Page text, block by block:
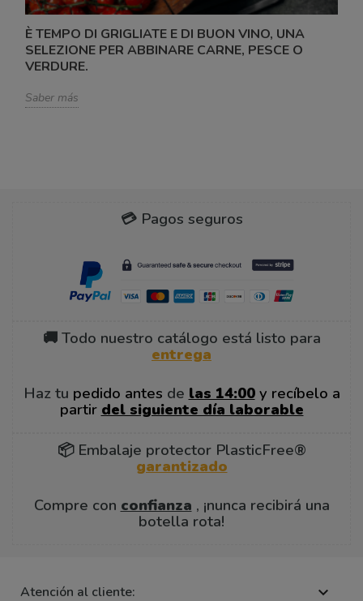
È TEMPO DI GRIGLIATE E DI BUON VINO, UNA
SELEZIONE PER ABBINARE CARNE, PESCE O
VERDURE.
Saber más
💳 Pagos seguros
🚚 Todo nuestro catálogo está listo para
entrega
Haz tu pedido antes de las 14:00 y recíbelo a
partir del siguiente día laborable
📦 Embalaje protector PlasticFree®
garantizado
Compre con confianza , ¡nunca recibirá una
botella rota!
Atención al cliente: 